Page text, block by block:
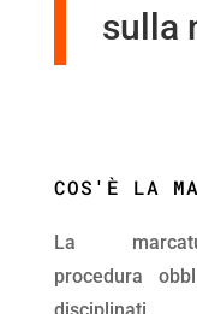
sulla
COS'È LA
La
procedura